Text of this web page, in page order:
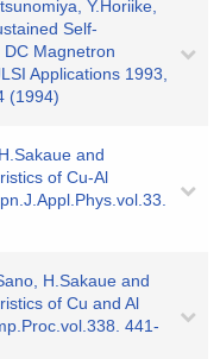
Y.Horiike,
Self-
Magnetron
Applications 1993,
(1994)
and
of Cu-Al
H.Sakaue and
of Cu and Al
441-